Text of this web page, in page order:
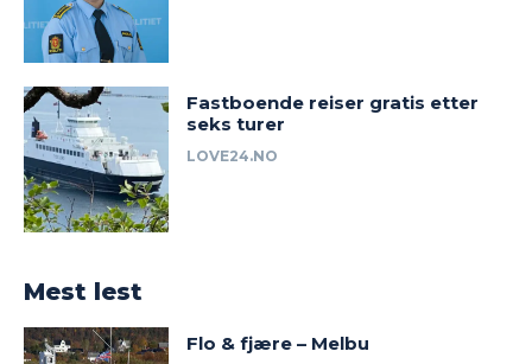
Fastboende reiser gratis etter
seks turer
LOVE24.NO
Mest lest
Flo & fjære – Melbu